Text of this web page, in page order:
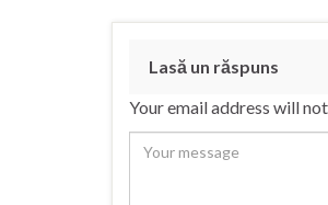
Lasă un răspuns
Your email address will